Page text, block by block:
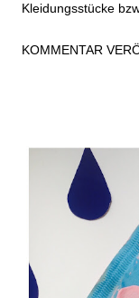
Kleidungsstücke
Gummiente beklebt
und wurde einfach
aufgehübscht. Ich
zum Kostüm passt.
Karnevalszug
das Entenkostüm
und einfach mit ein
KOMMENTAR